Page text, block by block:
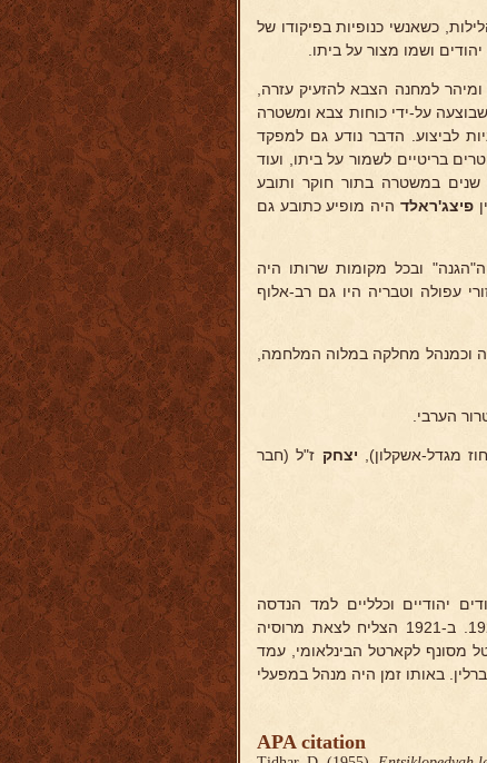
כשאנשי כנופיות בפיקודו של
למחנה הצבא להזעיק עזרה,
על-ידי כוחות צבא ומשטרה
לביצוע. הדבר נודע גם למפקד
נשלחה פלוגת שוטרים בריטיים לשמור על ביתו, ועוד
במשטרה בתור חוקר ותובע
פיצג'ראלד היה מופיע כתובע גם
ובכל מקומות שרותו היה
עפולה וטבריה היו גם רב-אלוף
וכמנהל מחלקה במלוה המלחמה,
הערבי.
מגדל-אשקלון), יצחק ז"ל (חבר
יהודיים וכלליים למד הנדסה
בביתספר טכני גבוה, עבד בניהול טכני בתעשית מלט ברוסיה עד שנת 1920. ב-1921 הצליח לצאת מרוסיה
שבפולין לקארטל מסונף לקארטל הבינלאומי, עמד
באותו זמן היה מנהל במפעלי
APA citation